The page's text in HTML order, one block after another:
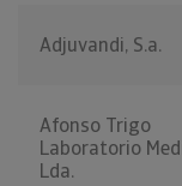
Adjuvandi, S.a.
Afonso Trigo
Laboratorio
Lda.